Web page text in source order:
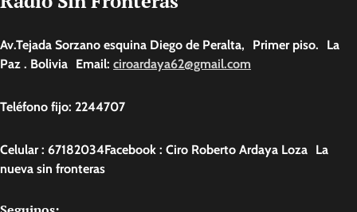
Av.Tejada Sorzano esquina Diego de Peralta, Primer piso. La
Paz . Bolivia Email: ciroardaya62@gmail.com
Teléfono fijo: 2244707
Celular : 67182034Facebook : Ciro Roberto Ardaya Loza La
nueva sin fronteras